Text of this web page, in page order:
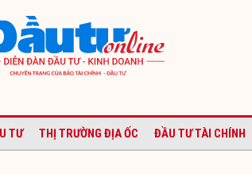
TƯ THỊ TRƯỜNG ĐỊA ỐC ĐẦU TƯ TÀI CHÍNH